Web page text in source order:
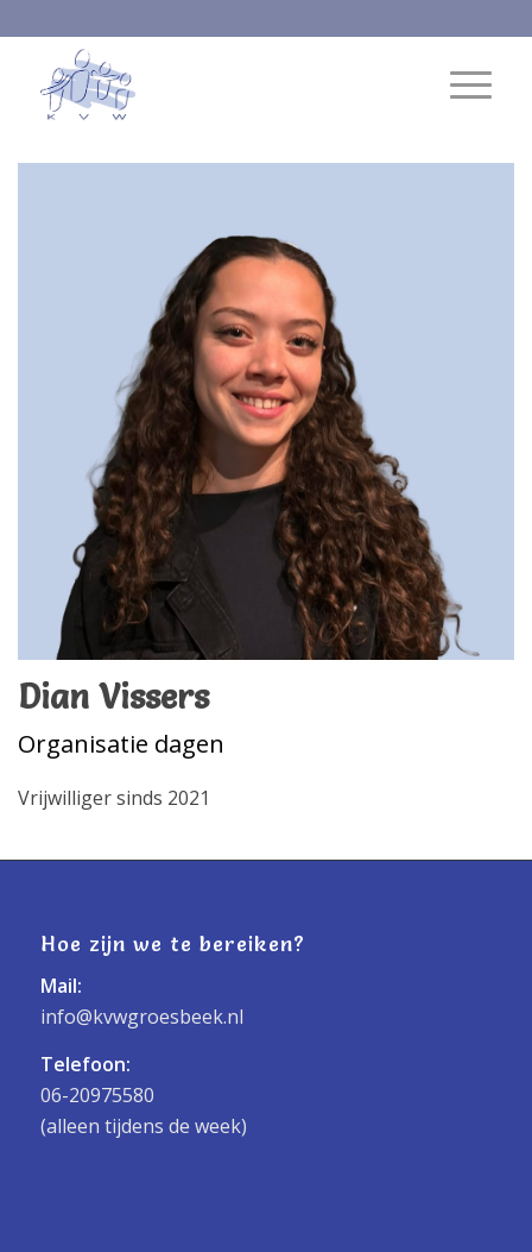
Dian Vissers
Organisatie dagen
Vrijwilliger sinds 2021
Hoe zijn we te bereiken?
Mail:
info@kvwgroesbeek.nl
Telefoon:
06-20975580
(alleen tijdens de week)